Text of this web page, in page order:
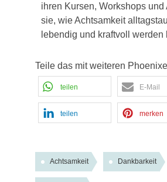
ihren Kursen, Workshops und
sie, wie Achtsamkeit
lebendig und kraftvoll werden
Teile das mit weiteren
teilen E-Mail
teilen merken
Achtsamkeit Dankbarkeit